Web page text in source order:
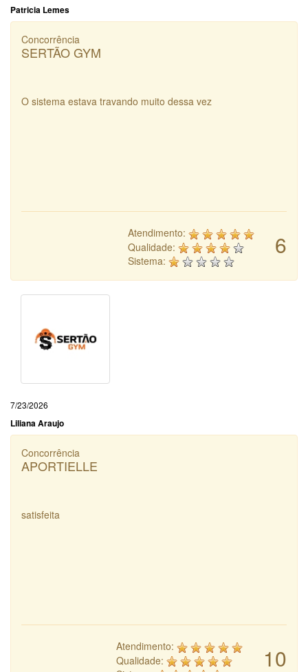
Patricia Lemes
Concorrência
SERTÃO GYM
O sistema estava travando muito dessa vez
6
Atendimento:
Qualidade:
Sistema:
7/23/2026
Liliana Araujo
Concorrência
APORTIELLE
satisfeita
10
Atendimento:
Qualidade: